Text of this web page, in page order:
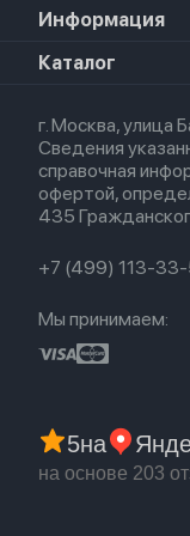
iPad Mini 7 (2024)
Apple Watch Ultra 3
Apple Watch Ultra
Airpods Pro 2
Airpods Max
Airpods 2
Airpods (1-е)
HomePod mini
AirTag
Для AirPods
Для iPhone
Для Apple Watch
Информация
О магазине
Политика
Оплата и
Партнерская
Гарантия
Обмен и возврат
Trade-in
Каталог
Новые
Популярное
Акции
г. Москва, улица
Сведения
справочная
офертой,
435
+7 (499) 113-
Мы принимаем:
5на
на основе 203